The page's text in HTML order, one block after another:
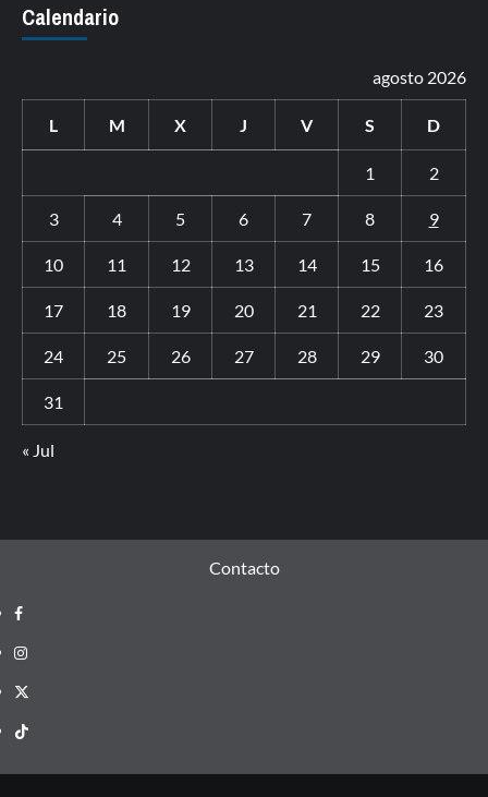
Calendario
agosto 2026
L M X J V S D
1 2
3 4 5 6 7 8 9
10 11 12 13 14 15 16
17 18 19 20 21 22 23
24 25 26 27 28 29 30
31
« Jul
Contacto